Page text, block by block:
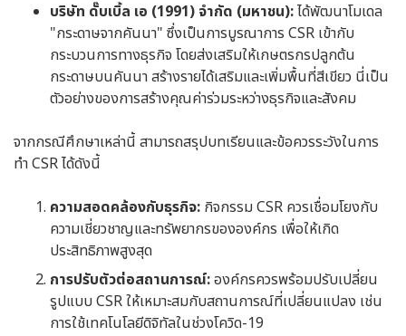
บริษัท ดั๊บเบิ้ล เอ (1991) จำกัด (มหาชน):ได้พัฒนาโมเดล
"กระดาษจากคันนา" ซึ่งเป็นการบูรณาการ CSR เข้ากับ
กระบวนการทางธุรกิจ โดยส่งเสริมให้เกษตรกรปลูกต้น
กระดาษบนคันนา สร้างรายได้เสริมและเพิ่มพื้นที่สีเขียว นี่เป็น
ตัวอย่างของการสร้างคุณค่าร่วมระหว่างธุรกิจและสังคม
จากกรณีศึกษาเหล่านี้ สามารถสรุปบทเรียนและข้อควรระวังในการ
ทำ CSR ได้ดังนี้
ความสอดคล้องกับธุรกิจ: กิจกรรม CSR ควรเชื่อมโยงกับ
ความเชี่ยวชาญและทรัพยากรขององค์กร เพื่อให้เกิด
ประสิทธิภาพสูงสุด
การปรับตัวต่อสถานการณ์:องค์กรควรพร้อมปรับเปลี่ยน
รูปแบบ CSR ให้เหมาะสมกับสถานการณ์ที่เปลี่ยนแปลง เช่น
การใช้เทคโนโลยีดิจิทัลในช่วงโควิด-19